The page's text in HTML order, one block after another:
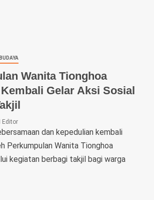
Wanita Tionghoa
Gelar Aksi Sosial
Editor
dan kepedulian kembali
Perkumpulan Wanita Tionghoa
kegiatan berbagi takjil bagi warga